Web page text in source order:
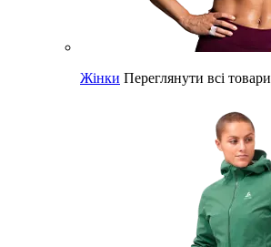
Жінки Переглянути всі товари